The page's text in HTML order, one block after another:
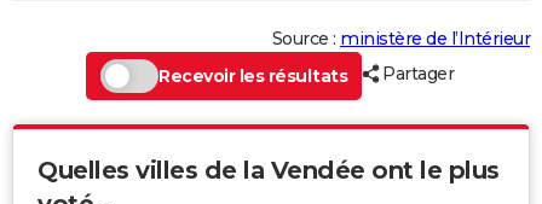
Source : ministère de l’Intérieur
Recevoir les résultats
Partager
Quelles villes de la Vendée ont le plus